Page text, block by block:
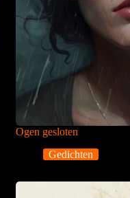
Ogen gesloten
Gedichten